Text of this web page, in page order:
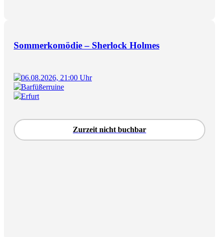
Sommerkomödie – Sherlock Holmes
06.08.2026, 21:00 Uhr
Barfüßerruine
Erfurt
Zurzeit nicht buchbar